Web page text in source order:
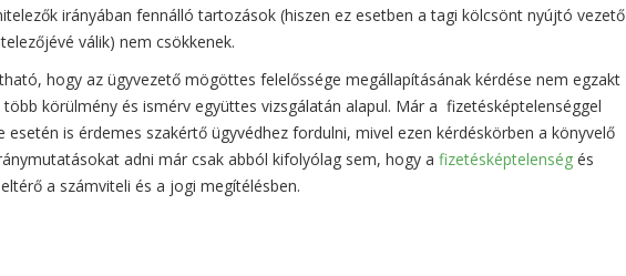
irányában fennálló tartozások (hiszen ez esetben a tagi kölcsönt nyújtó vezető
válik) nem csökkenek.
hogy az ügyvezető mögöttes felelőssége megállapításának kérdése nem egzakt
körülmény és ismérv együttes vizsgálatán alapul. Már a fizetésképtelenséggel
esetén is érdemes szakértő ügyvédhez fordulni, mivel ezen kérdéskörben a könyvelő
adni már csak abból kifolyólag sem, hogy a fizetésképtelenség és
a számviteli és a jogi megítélésben.